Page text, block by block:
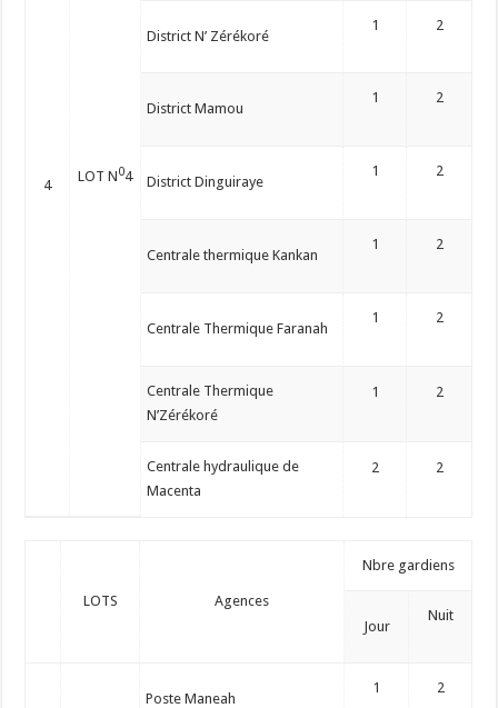
4
LOT N04
District N’ Zérékoré
1 2
District Mamou
1 2
District Dinguiraye
1 2
Centrale thermique Kankan
1 2
Centrale Thermique Faranah
1 2
Centrale Thermique
N’Zérékoré
1 2
Centrale hydraulique de
Macenta
2 2
LOTS Agences
Nbre gardiens
Jour
Nuit
Poste Maneah
1 2